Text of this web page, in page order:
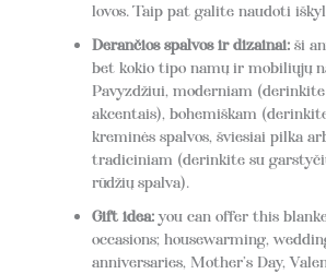
lovos. Taip pat galite naudoti
Derančios spalvos ir dizainai:ši
bet kokio tipo namų ir mobiliųjų
Pavyzdžiui, moderniam
akcentais), bohemiškam
kreminės spalvos, šviesiai pilka
tradiciniam (derinkite su
rūdžių spalva).
Gift idea:you can offer this
occasions; housewarming,
anniversaries, Mother’s Day,